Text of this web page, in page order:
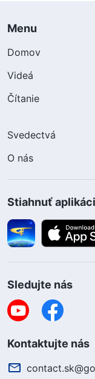
Menu
Domov
Videá
Čítanie
Svedectvá
O nás
Stiahnuť
Sledujte nás
Kontaktujte nás